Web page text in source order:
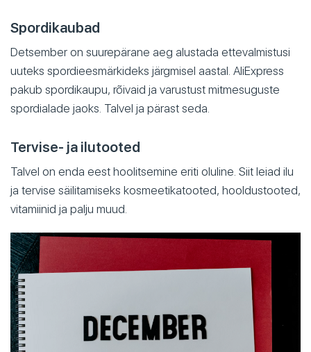
Spordikaubad
Detsember on suurepärane aeg alustada ettevalmistusi
uuteks spordieesmärkideks järgmisel aastal. AliExpress
pakub spordikaupu, rõivaid ja varustust mitmesuguste
spordialade jaoks. Talvel ja pärast seda.
Tervise- ja ilutooted
Talvel on enda eest hoolitsemine eriti oluline. Siit leiad ilu
ja tervise säilitamiseks kosmeetikatooted, hooldustooted,
vitamiinid ja palju muud.